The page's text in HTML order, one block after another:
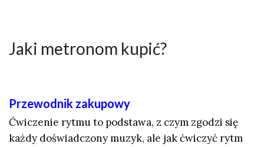
Jaki metronom kupić?
Przewodnik zakupowy
Ćwiczenie rytmu to podstawa, z czym zgodzi się
każdy doświadczony muzyk, ale jak ćwiczyć rytm